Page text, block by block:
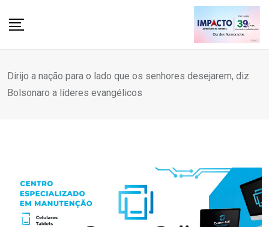
Dirijo a nação para o lado que os senhores desejarem, diz
Bolsonaro a líderes evangélicos